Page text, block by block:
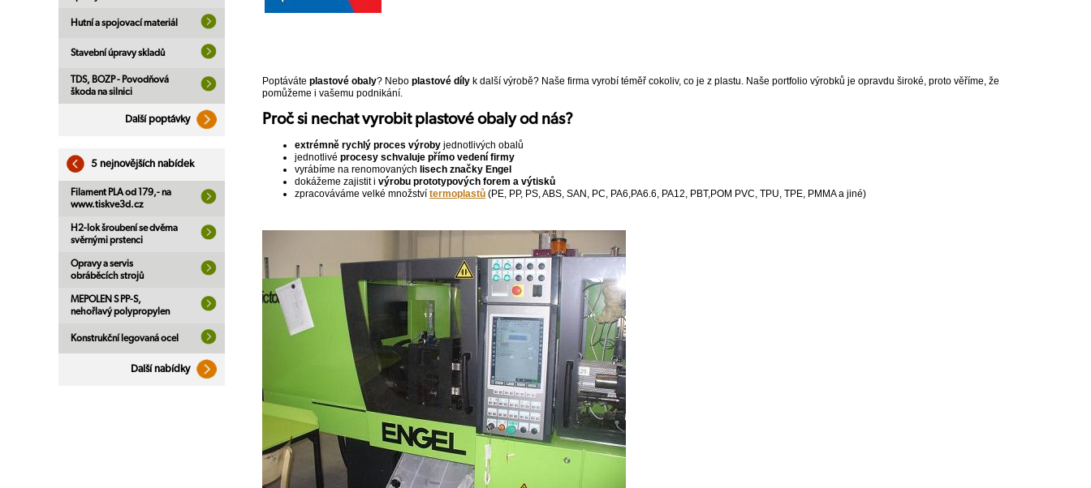
Hutní a spojovací materiál
Stavební úpravy skladů
TDS, BOZP - Povodňová
škoda na silnici
Další poptávky
5 nejnovějších nabídek
Filament PLA od 179,- na
www.tiskve3d.cz
H2-lok šroubení se dvěma
svěrnými prstenci
Opravy a servis
obráběcích strojů
MEPOLEN S PP-S,
nehořlavý polypropylen
Konstrukční legovaná ocel
Další nabídky
Poptáváte plastové obaly? Nebo plastové díly k další výrobě? Naše firma vyrobí téměř cokoliv, co je z plastu. Naše portfolio výrobků je opravdu široké, proto věříme, že
pomůžeme i vašemu podnikání.
Proč si nechat vyrobit plastové obaly od nás?
extrémně rychlý proces výroby jednotlivých obalů
jednotlivé procesy schvaluje přímo vedení firmy
vyrábíme na renomovaných lisech značky Engel
dokážeme zajistit i výrobu prototypových forem a výtisků
zpracováváme velké množství termoplastů (PE, PP, PS, ABS, SAN, PC, PA6,PA6.6, PA12, PBT,POM PVC, TPU, TPE, PMMA a jiné)